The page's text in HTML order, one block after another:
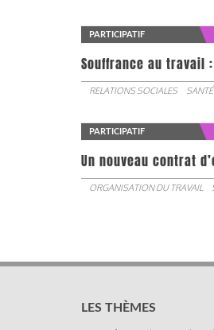
PARTICIPATIF
Souffrance au travail
RELATIONS SOCIALES
PARTICIPATIF
Un nouveau contrat
ORGANISATION DU TRAVAIL
LES THÈMES